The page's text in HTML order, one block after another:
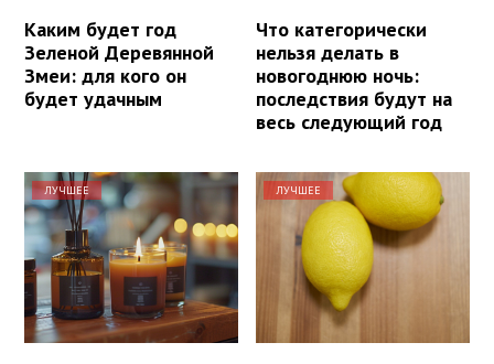
Каким будет год
Зеленой Деревянной
Змеи: для кого он
будет удачным
Что категорически
нельзя делать в
новогоднюю ночь:
последствия будут на
весь следующий год
ЛУЧШЕЕ ЛУЧШЕЕ